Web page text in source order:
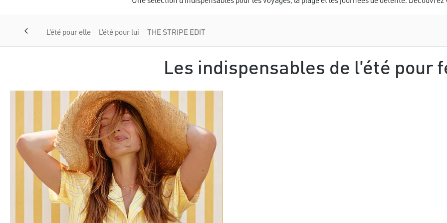
L'été pour elle L'été pour lui THE STRIPE EDIT
Les indispensables de l'été pour